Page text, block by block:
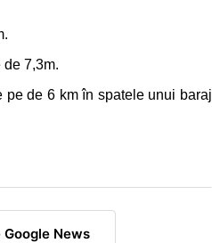
de 7,3m.
de 6 km în spatele unui baraj
News